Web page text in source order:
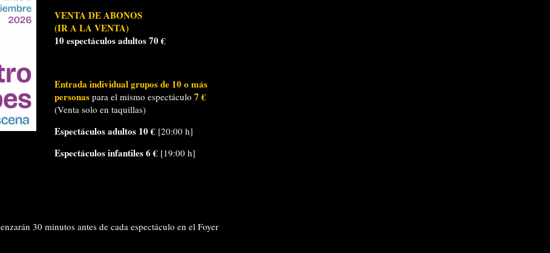
VENTA DE ABONOS
(IR A LA VENTA)
10 espectáculos adultos70 €
Entrada individual grupos de 10 o más
personas para el mismo espectáculo 7 €
(Venta solo en taquillas)
Espectáculos adultos 10 € [20:00 h]
Espectáculos infantiles6 € [19:00 h]
30 minutos antes de cada espectáculo en el Foyer